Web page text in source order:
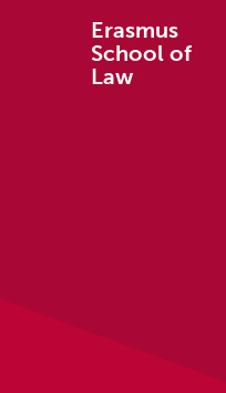
Erasmus
School of
Law